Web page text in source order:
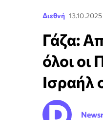
Διεθνή
Γάζα:
όλοι οι
Ισραήλ